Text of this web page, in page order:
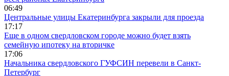
06:49
Центральные улицы Екатеринбурга закрыли для проезда
17:17
Еще в одном свердловском городе можно будет взять
семейную ипотеку на вторичке
17:06
Начальника свердловского ГУФСИН перевели в Санкт-
Петербург